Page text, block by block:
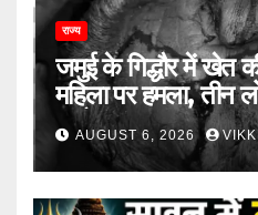
राज्य
जमुई के गिद्धौर में खेत
महिला पर हमला, तीन
आरोप
AUGUST 6, 2026